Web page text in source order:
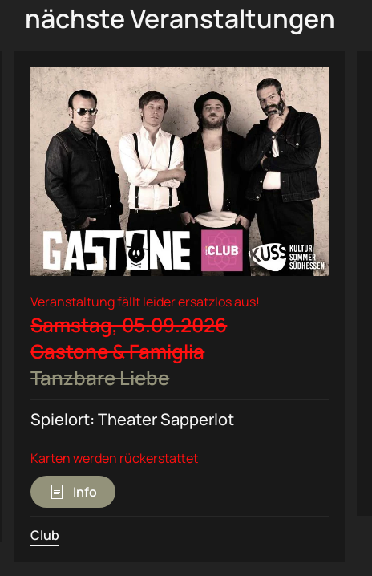
nächste Veranstaltungen
Veranstaltung fällt leider ersatzlos aus!
Samstag, 05.09.2026
Gastone & Famiglia
Tanzbare Liebe
Spielort: Theater Sapperlot
Karten werden rückerstattet
Info
Club